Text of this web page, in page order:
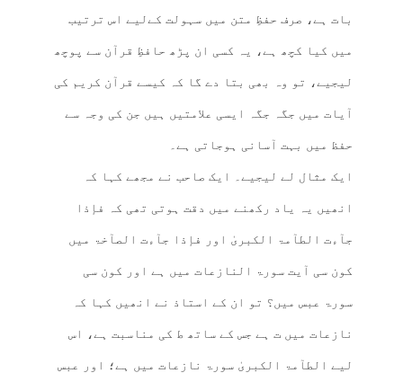
بات ہے، صرف حفظِ متن میں سہولت کےلیے اس ترتیب
میں کیا کچھ ہے، یہ کسی ان پڑھ حافظِ قرآن سے پوچھ
لیجیے، تو وہ بھی بتا دے گا کہ کیسے قرآن کریم کی
آیات میں جگہ جگہ ایسی علامتیں ہیں جن کی وجہ سے
حفظ میں بہت آسانی ہوجاتی ہے۔
ایک مثال لے لیجیے۔ ایک صاحب نے مجھے کہا کہ
انھیں یہ یاد رکھنے میں دقت ہوتی تھی کہ فإذا
جآءت الطآمۃ الکبریٰ اور فإذا جآءت الصآخۃ میں
کون سی آیت سورۃ النازعات میں ہے اور کون سی
سورۃ عبس میں؟ تو ان کے استاذ نے انھیں کہا کہ
نازعات میں ت ہے جس کے ساتھ ط کی مناسبت ہے، اس
لیے الطآمۃ الکبریٰ سورۃ نازعات میں ہے؛ اور عبس